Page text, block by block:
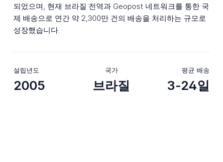
되었으며, 현재 브라질 전역과 Geopost 네트워크를 통한 국
제 배송으로 연간 약 2,300만 건의 배송을 처리하는 규모로
성장했습니다.
설립년도
2005
국가
브라질
평균 배송
3-24일